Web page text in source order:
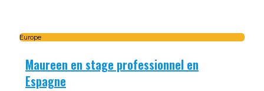
Europe
Maureen en stage professionnel en
Espagne